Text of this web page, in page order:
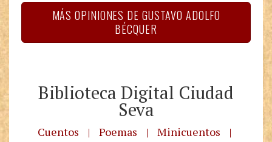
MÁS OPINIONES DE GUSTAVO ADOLFO
BÉCQUER
Biblioteca Digital Ciudad
Seva
Cuentos | Poemas | Minicuentos
|